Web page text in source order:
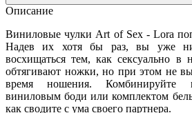
Описание
Виниловые чулки Art of Sex - Lora
Надев их хотя бы раз, вы уже
восхищаться тем, как сексуально в
обтягивают ножки, но при этом не
время ношения. Комбинируйте
виниловым боди или комплектом
как сводите с ума своего партнера.